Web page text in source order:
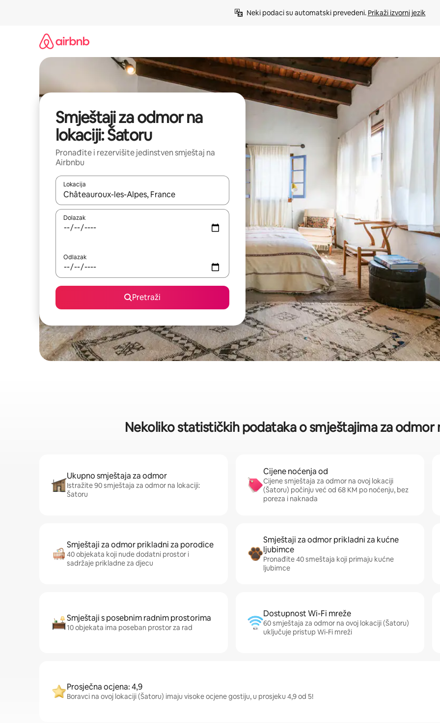
Neki podaci su automatski prevedeni. Prikaži izvorni jezik
Smještaji za odmor na
lokaciji: Šatoru
Pronađite i rezervišite jedinstven smještaj na
Airbnbu
Lokacija
Kad rezultati budu dostupni, krećite se gore i dolje pomoću strelica ili ih pregledajte dodirom ili povlačenjem prsta.
Dolazak
Odlazak
Pretraži
Nekoliko statističkih podataka o smještajima za odmor
Ukupno smještaja za odmor
Istražite 90 smještaja za odmor na lokaciji:
Šatoru
Cijene noćenja od
Cijene smještaja za odmor na ovoj lokaciji
(Šatoru) počinju već od 68 KM po noćenju, bez
poreza i naknada
Smještaji za odmor prikladni za porodice
40 objekata koji nude dodatni prostor i
sadržaje prikladne za djecu
Smještaji za odmor prikladni za kućne
ljubimce
Pronađite 40 smeštaja koji primaju kućne
ljubimce
Smještaji s posebnim radnim prostorima
10 objekata ima poseban prostor za rad
Dostupnost Wi-Fi mreže
60 smještaja za odmor na ovoj lokaciji (Šatoru)
uključuje pristup Wi-Fi mreži
Prosječna ocjena: 4,9
Boravci na ovoj lokaciji (Šatoru) imaju visoke ocjene gostiju, u prosjeku 4,9 od 5!